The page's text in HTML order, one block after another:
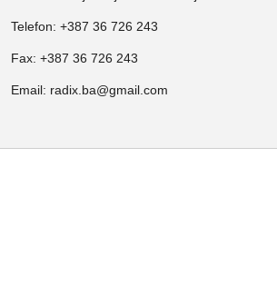
Telefon: +387 36 726 243
Fax: +387 36 726 243
Email: radix.ba@gmail.com